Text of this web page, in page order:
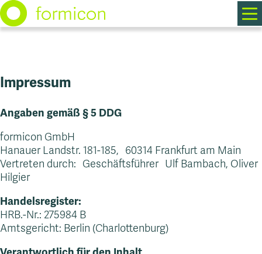
Leistungen
Karriere
Impressum
Angaben gemäß § 5 DDG
formicon GmbH
Hanauer Landstr. 181-185, 60314 Frankfurt am Main
Vertreten durch: Geschäftsführer Ulf Bambach, Oliver
Hilgier
Handelsregister:
HRB.-Nr.: 275984 B
Amtsgericht: Berlin (Charlottenburg)